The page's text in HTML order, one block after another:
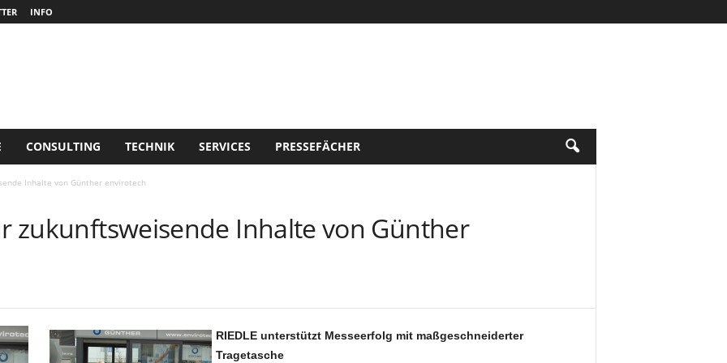
INFO
CONSULTING TECHNIK SERVICES PRESSEFÄCHER
Inhalte von Günther envirotech
zukunftsweisende Inhalte von Günther
RIEDLE unterstützt Messeerfolg mit maßgeschneiderter
Tragetasche